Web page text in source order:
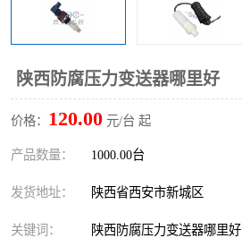
陕西防腐压力变送器哪里好
价格： 120.00 元/台 起
产品数量： 1000.00台
发货地址： 陕西省西安市新城区
关键词： 陕西防腐压力变送器哪里好